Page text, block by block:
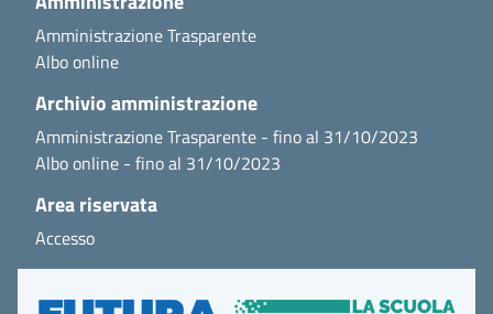
Amministrazione Trasparente
Albo online
Archivio amministrazione
Amministrazione Trasparente - fino al 31/10/2023
Albo online - fino al 31/10/2023
Area riservata
Accesso